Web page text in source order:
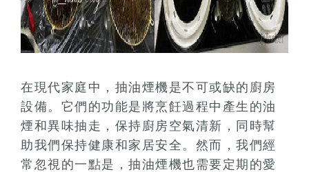
在現代家庭中，抽油煙機是不可或缺的廚房
設備。它們的功能是將烹飪過程中產生的油
煙和異味抽走，保持廚房空氣清新，同時幫
助我們保持健康和家居安全。然而，我們經
常忽視的一點是，抽油煙機也需要定期的愛